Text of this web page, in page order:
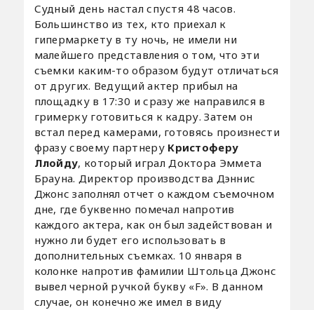
Судный день настал спустя 48 часов.
Большинство из тех, кто приехал к
гипермаркету в ту ночь, не имели ни
малейшего представления о том, что эти
съемки каким-то образом будут отличаться
от других. Ведущий актер прибыл на
площадку в 17:30 и сразу же направился в
гримерку готовиться к кадру. Затем он
встал перед камерами, готовясь произнести
фразу своему партнеру Кристоферу
Ллойду, который играл Доктора Эммета
Брауна. Директор производства Дэннис
Джонс заполнял отчет о каждом съемочном
дне, где буквенно помечал напротив
каждого актера, как он был задействован и
нужно ли будет его использовать в
дополнительных съемках. 10 января в
колонке напротив фамилии Штольца Джонс
вывел черной ручкой букву «F». В данном
случае, он конечно же имел в виду